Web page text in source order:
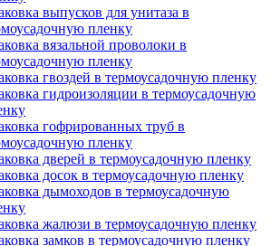
выпусков для унитаза в
пленку
вязальной проволоки в
пленку
гвоздей в термоусадочную пленку
гидроизоляции в термоусадочную
гофрированных труб в
пленку
дверей в термоусадочную пленку
досок в термоусадочную пленку
дымоходов в термоусадочную
жалюзи в термоусадочную пленку
замков в термоусадочную пленку